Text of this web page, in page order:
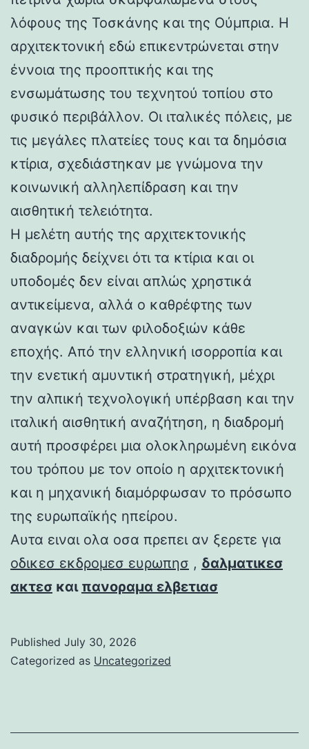
λόφους της Τοσκάνης και της Ούμπρια. Η
αρχιτεκτονική εδώ επικεντρώνεται στην
έννοια της προοπτικής και της
ενσωμάτωσης του τεχνητού τοπίου στο
φυσικό περιβάλλον. Οι ιταλικές πόλεις, με
τις μεγάλες πλατείες τους και τα δημόσια
κτίρια, σχεδιάστηκαν με γνώμονα την
κοινωνική αλληλεπίδραση και την
αισθητική τελειότητα.
Η μελέτη αυτής της αρχιτεκτονικής
διαδρομής δείχνει ότι τα κτίρια και οι
υποδομές δεν είναι απλώς χρηστικά
αντικείμενα, αλλά ο καθρέφτης των
αναγκών και των φιλοδοξιών κάθε
εποχής. Από την ελληνική ισορροπία και
την ενετική αμυντική στρατηγική, μέχρι
την αλπική τεχνολογική υπέρβαση και την
ιταλική αισθητική αναζήτηση, η διαδρομή
αυτή προσφέρει μια ολοκληρωμένη εικόνα
του τρόπου με τον οποίο η αρχιτεκτονική
και η μηχανική διαμόρφωσαν το πρόσωπο
της ευρωπαϊκής ηπείρου.
Αυτα ειναι ολα οσα πρεπει αν ξερετε για
οδικεσ εκδρομεσ ευρωπησ , δαλματικεσ
ακτεσ και πανοραμα ελβετιασ
Published July 30, 2026
Categorized as Uncategorized